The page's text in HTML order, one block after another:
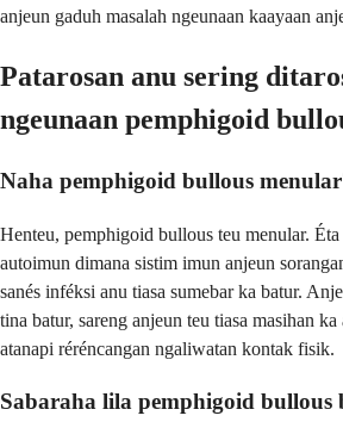
anjeun gaduh masalah ngeunaan kaayaan
Patarosan anu sering
ngeunaan pemphigoid
Naha pemphigoid bullous
Henteu, pemphigoid bullous teu menular.
autoimun dimana sistim imun anjeun
sanés inféksi anu tiasa sumebar ka batur.
tina batur, sareng anjeun teu tiasa masihan
atanapi réréncangan ngaliwatan kontak fisik.
Sabaraha lila pemphigoid bullous